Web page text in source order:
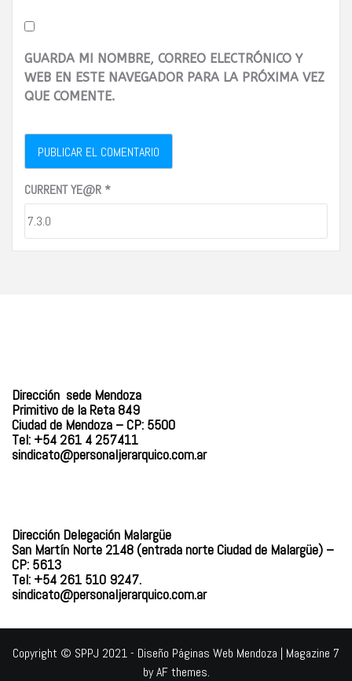
GUARDA MI NOMBRE, CORREO ELECTRÓNICO Y
WEB EN ESTE NAVEGADOR PARA LA PRÓXIMA VEZ
QUE COMENTE.
CURRENT YE@R *
Dirección sede Mendoza
Primitivo de la Reta 849
Ciudad de Mendoza – CP: 5500
Tel: +54 261 4 257411
sindicato@personaljerarquico.com.ar
Dirección Delegación Malargüe
San Martín Norte 2148 (entrada norte Ciudad de Malargüe) –
CP: 5613
Tel: +54 261 510 9247.
sindicato@personaljerarquico.com.ar
Copyright © SPPJ 2021 - Diseño Páginas Web Mendoza | Magazine 7
by AF themes.